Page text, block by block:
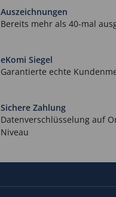
Auszeichnungen
Bereits mehr als 40-mal
eKomi Siegel
Garantierte echte
Sichere Zahlung
Datenverschlüsselung auf
Niveau